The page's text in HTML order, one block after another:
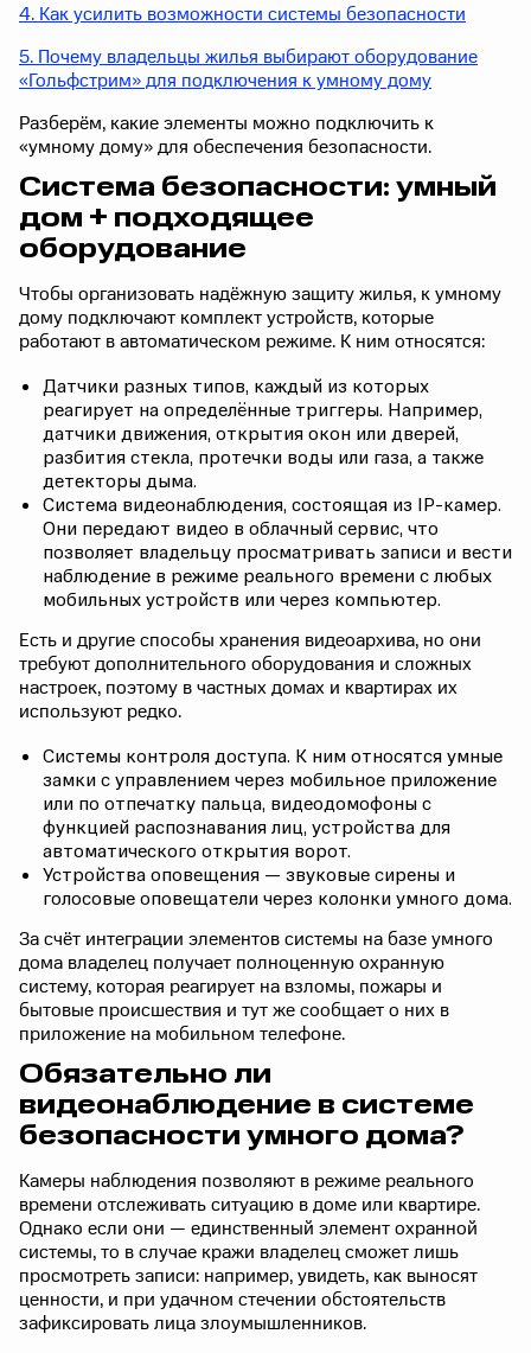
4. Как усилить возможности системы безопасности
5. Почему владельцы жилья выбирают оборудование
«Гольфстрим» для подключения к умному дому
Разберём, какие элементы можно подключить к
«умному дому» для обеспечения безопасности.
Система безопасности: умный
дом + подходящее
оборудование
Чтобы организовать надёжную защиту жилья, к умному
дому подключают комплект устройств, которые
работают в автоматическом режиме. К ним относятся:
Датчики разных типов, каждый из которых
реагирует на определённые триггеры. Например,
датчики движения, открытия окон или дверей,
разбития стекла, протечки воды или газа, а также
детекторы дыма.
Система видеонаблюдения, состоящая из IP-камер.
Они передают видео в облачный сервис, что
позволяет владельцу просматривать записи и вести
наблюдение в режиме реального времени с любых
мобильных устройств или через компьютер.
Есть и другие способы хранения видеоархива, но они
требуют дополнительного оборудования и сложных
настроек, поэтому в частных домах и квартирах их
используют редко.
Системы контроля доступа. К ним относятся умные
замки с управлением через мобильное приложение
или по отпечатку пальца, видеодомофоны с
функцией распознавания лиц, устройства для
автоматического открытия ворот.
Устройства оповещения — звуковые сирены и
голосовые оповещатели через колонки умного дома.
За счёт интеграции элементов системы на базе умного
дома владелец получает полноценную охранную
систему, которая реагирует на взломы, пожары и
бытовые происшествия и тут же сообщает о них в
приложение на мобильном телефоне.
Обязательно ли
видеонаблюдение в системе
безопасности умного дома?
Камеры наблюдения позволяют в режиме реального
времени отслеживать ситуацию в доме или квартире.
Однако если они — единственный элемент охранной
системы, то в случае кражи владелец сможет лишь
просмотреть записи: например, увидеть, как выносят
ценности, и при удачном стечении обстоятельств
зафиксировать лица злоумышленников.